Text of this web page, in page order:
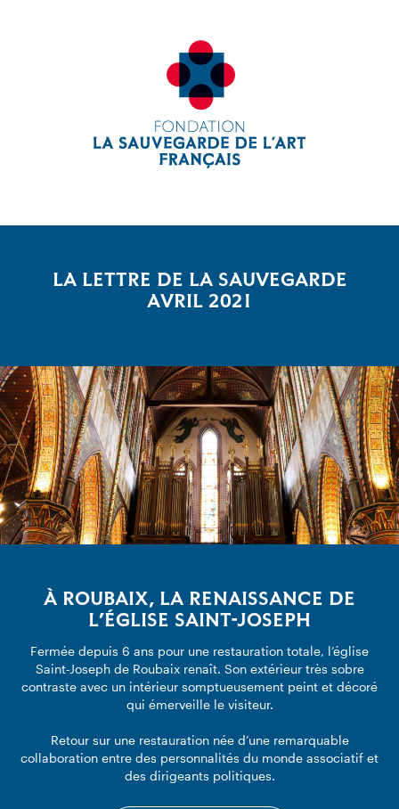
LA LETTRE DE LA SAUVEGARDE
AVRIL 2021
À ROUBAIX, LA RENAISSANCE DE
L’ÉGLISE SAINT-JOSEPH
Fermée depuis 6 ans pour une restauration totale, l’église
Saint-Joseph de Roubaix renaît. Son extérieur très sobre
contraste avec un intérieur somptueusement peint et décoré
qui émerveille le visiteur.
Retour sur une restauration née d’une remarquable
collaboration entre des personnalités du monde associatif et
des dirigeants politiques.